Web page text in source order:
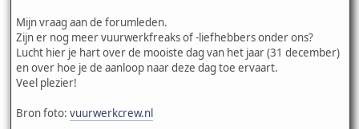
Mijn vraag aan de forumleden.
Zijn er nog meer vuurwerkfreaks of -liefhebbers onder ons?
Lucht hier je hart over de mooiste dag van het jaar (31 december)
en over hoe je de aanloop naar deze dag toe ervaart.
Veel plezier!
Bron foto: vuurwerkcrew.nl